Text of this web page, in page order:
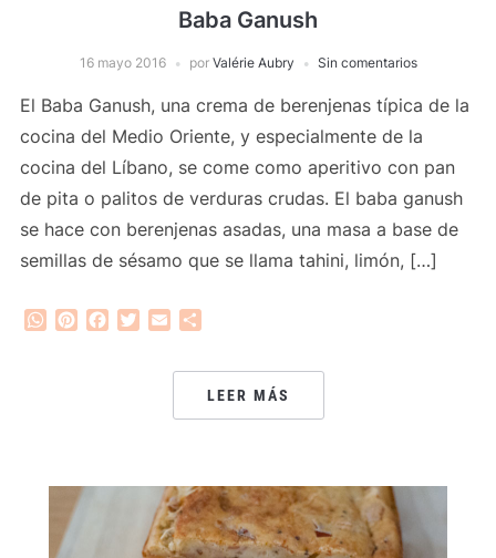
Baba Ganush
16 mayo 2016 por Valérie Aubry Sin comentarios
El Baba Ganush, una crema de berenjenas típica de la
cocina del Medio Oriente, y especialmente de la
cocina del Líbano, se come como aperitivo con pan
de pita o palitos de verduras crudas. El baba ganush
se hace con berenjenas asadas, una masa a base de
semillas de sésamo que se llama tahini, limón, […]
WhatsApp
PinterestFacebook
Twitter
Email
LEER MÁS